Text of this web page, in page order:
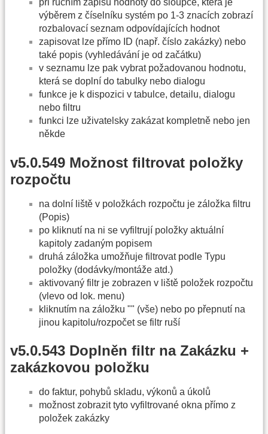
při ručním zápisu hodnoty do sloupce, která je
výběrem z číselníku systém po 1-3 znacích zobrazí
rozbalovací seznam odpovídajících hodnot
zapisovat lze přímo ID (např. číslo zakázky) nebo
také popis (vyhledávání je od začátku)
v seznamu lze pak vybrat požadovanou hodnotu,
která se doplní do tabulky nebo dialogu
funkce je k dispozici v tabulce, detailu, dialogu
nebo filtru
funkci lze uživatelsky zakázat kompletně nebo jen
někde
v5.0.549 Možnost filtrovat položky
rozpočtu
na dolní liště v položkách rozpočtu je záložka filtru
(Popis)
po kliknutí na ni se vyfiltrují položky aktuální
kapitoly zadaným popisem
druhá záložka umožňuje filtrovat podle Typu
položky (dodávky/montáže atd.)
aktivovaný filtr je zobrazen v liště položek rozpočtu
(vlevo od lok. menu)
kliknutím na záložku "" (vše) nebo po přepnutí na
jinou kapitolu/rozpočet se filtr ruší
v5.0.543 Doplněn filtr na Zakázku +
zakázkovou položku
do faktur, pohybů skladu, výkonů a úkolů
možnost zobrazit tyto vyfiltrované okna přímo z
položek zakázky